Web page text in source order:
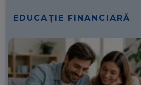
EDUCAȚIE FINANCIARĂ